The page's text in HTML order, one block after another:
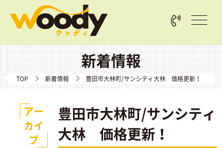
新着情報
TOP 新着情報 豊田市大林町/サンシティ大林 価格更新！
豊田市大林町/サンシティ
大林 価格更新！
アー
カイ
ブ